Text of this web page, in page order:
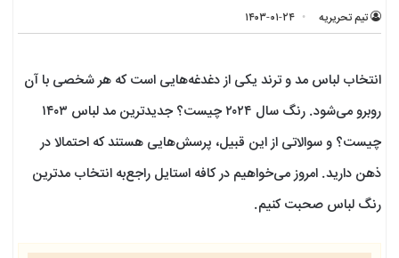
تیم تحریریه ۱۴۰۳-۰۱-۲۴
انتخاب لباس مد و ترند یکی از دغدغه‌هایی است که هر شخصی با آن
روبرو می‌شود. رنگ سال ۲۰۲۴ چیست؟ جدیدترین مد لباس ۱۴۰۳
چیست؟ و سوالاتی از این قبیل، پرسش‌هایی هستند که احتمالا در
ذهن دارید. امروز می‌خواهیم در کافه استایل راجع‌به انتخاب مدترین
رنگ لباس صحبت کنیم.